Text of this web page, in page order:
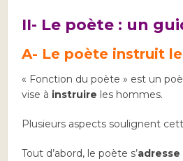
II- Le poète : un
A- Le poète instruit
« Fonction du poète » est un
vise à instruire les hommes.
Plusieurs aspects soulignent
Tout d’abord, le poète s’